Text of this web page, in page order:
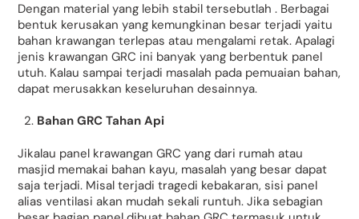
Dengan material yang lebih stabil tersebutlah . Berbagai
bentuk kerusakan yang kemungkinan besar terjadi yaitu
bahan krawangan terlepas atau mengalami retak. Apalagi
jenis krawangan GRC ini banyak yang berbentuk panel
utuh. Kalau sampai terjadi masalah pada pemuaian bahan,
dapat merusakkan keseluruhan desainnya.
Bahan GRC Tahan Api
Jikalau panel krawangan GRC yang dari rumah atau
masjid memakai bahan kayu, masalah yang besar dapat
saja terjadi. Misal terjadi tragedi kebakaran, sisi panel
alias ventilasi akan mudah sekali runtuh. Jika sebagian